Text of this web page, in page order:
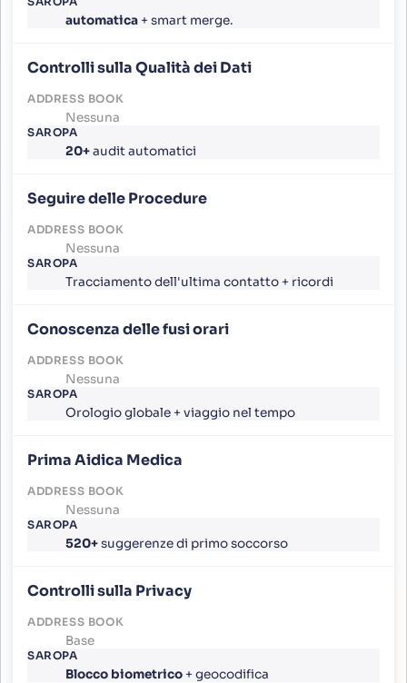
automatica + smart merge.
Controlli sulla Qualità dei Dati
Nessuna
20+audit automatici
Seguire delle Procedure
Nessuna
Tracciamento dell'ultima contatto + ricordi
Conoscenza delle fusi orari
Nessuna
Orologio globale + viaggio nel tempo
Prima Aidica Medica
Nessuna
520+suggerenze di primo soccorso
Controlli sulla Privacy
Base
Blocco biometrico + geocodifica